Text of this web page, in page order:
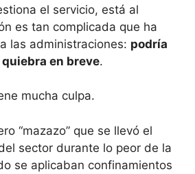
el servicio, está al
es tan complicada que ha
las administraciones: podría
en breve.
mucha culpa.
“mazazo” que se llevó el
sector durante lo peor de la
se aplicaban confinamientos